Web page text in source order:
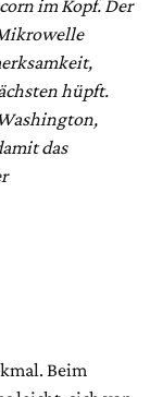
im Kopf. Der
hüpft.
das
Beim